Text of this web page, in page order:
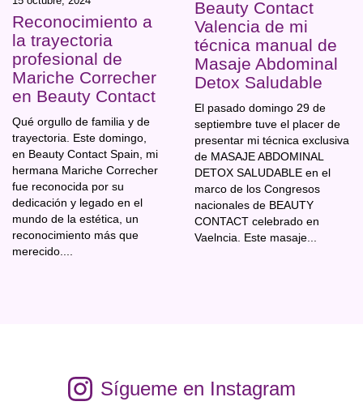
Reconocimiento a
la trayectoria
profesional de
Mariche Correcher
en Beauty Contact
Qué orgullo de familia y de
trayectoria. Este domingo,
en Beauty Contact Spain, mi
hermana Mariche Correcher
fue reconocida por su
dedicación y legado en el
mundo de la estética, un
reconocimiento más que
merecido....
Beauty Contact
Valencia de mi
técnica manual de
Masaje Abdominal
Detox Saludable
El pasado domingo 29 de
septiembre tuve el placer de
presentar mi técnica exclusiva
de MASAJE ABDOMINAL
DETOX SALUDABLE en el
marco de los Congresos
nacionales de BEAUTY
CONTACT celebrado en
Vaelncia. Este masaje...
Sígueme en Instagram